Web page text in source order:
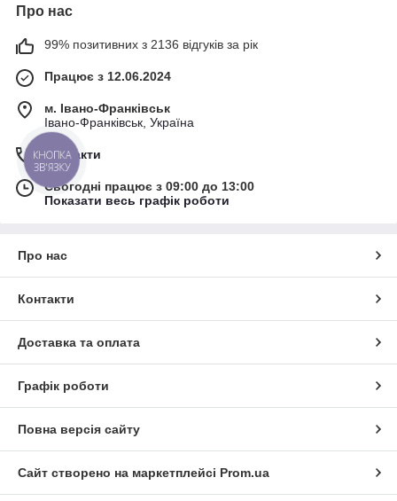
Про нас
99% позитивних з 2136 відгуків за рік
Працює з 12.06.2024
м. Івано-Франківськ
Івано-Франківськ, Україна
Контакти
Сьогодні працює з 09:00 до 13:00
Показати весь графік роботи
Про нас
Контакти
Доставка та оплата
Графік роботи
Повна версія сайту
Сайт створено на маркетплейсі Prom.ua
КНОПКА
ЗВ'ЯЗКУ